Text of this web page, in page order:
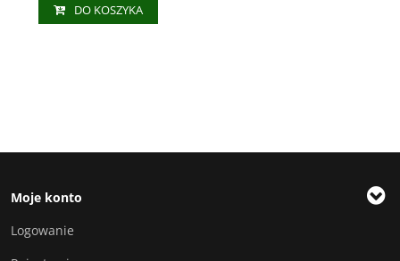
DO KOSZYKA
Moje konto
Logowanie